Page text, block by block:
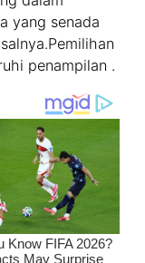
yang senada
penampilan .